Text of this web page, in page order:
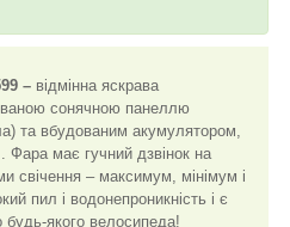
– відмінна яскрава
сонячною панеллю
та вбудованим акумулятором,
Фара має гучний дзвінок на
свічення – максимум, мінімум і
пил і водонепроникність і є
якого велосипеда!